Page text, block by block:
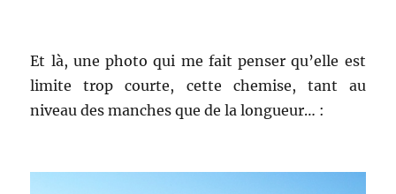
Et là, une photo qui me fait penser qu’elle est
limite trop courte, cette chemise, tant au
niveau des manches que de la longueur… :